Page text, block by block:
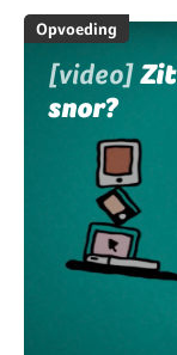
Opvoeding
[video]
snor?